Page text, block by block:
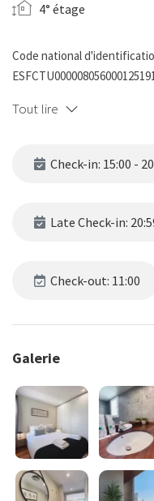
4° étage
Code national
Tout lire
Check-in: 15:00 -
Late Check-in:
Check-out: 11:00
Galerie